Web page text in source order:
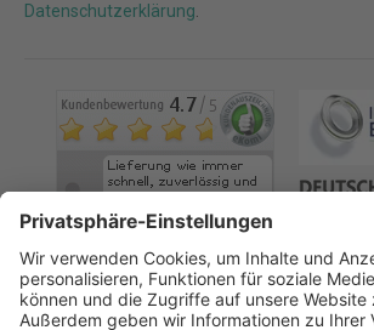
Datenschutzerklärung